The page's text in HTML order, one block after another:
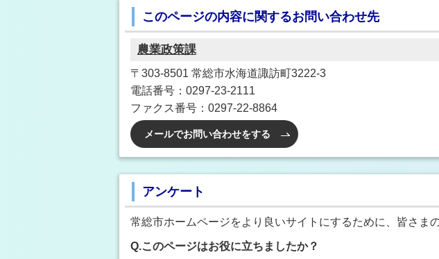
このページの内容に関するお問い合わせ先
農業政策課
〒303-8501 常総市水海道諏訪町3222-3
電話番号：0297-23-2111
ファクス番号：0297-22-8864
メールでお問い合わせをする
アンケート
常総市ホームページをより良いサイトにするために、皆さま
Q.このページはお役に立ちましたか？